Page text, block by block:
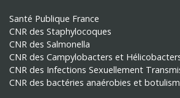
Santé Publique France
CNR des Staphylocoques
CNR des Salmonella
CNR des Campylobacters et
CNR des Infections Sexuellement
CNR des bactéries anaérobies et